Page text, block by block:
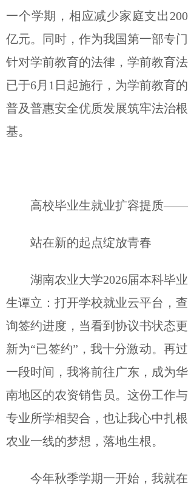
一个学期，相应减少家庭支出200
亿元。同时，作为我国第一部专门
针对学前教育的法律，学前教育法
已于6月1日起施行，为学前教育的
普及普惠安全优质发展筑牢法治根
基。
高校毕业生就业扩容提质——
站在新的起点绽放青春
湖南农业大学2026届本科毕业
生谭立：打开学校就业云平台，查
询签约进度，当看到协议书状态更
新为“已签约”，我十分激动。再过
一段时间，我将前往广东，成为华
南地区的农资销售员。这份工作与
专业所学相契合，也让我心中扎根
农业一线的梦想，落地生根。
今年秋季学期一开始，我就在